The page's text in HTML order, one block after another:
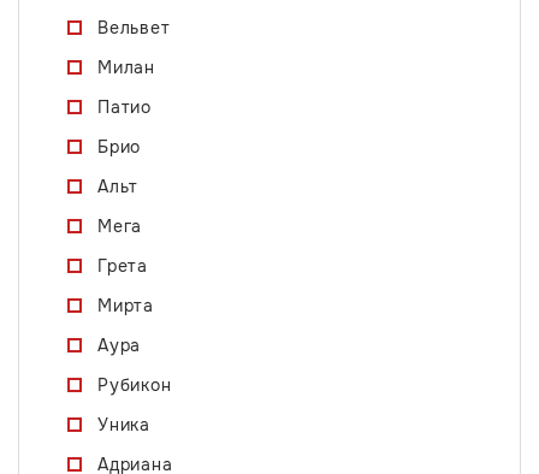
Вельвет
Милан
Патио
Брио
Альт
Мега
Грета
Мирта
Аура
Рубикон
Уника
Адриана